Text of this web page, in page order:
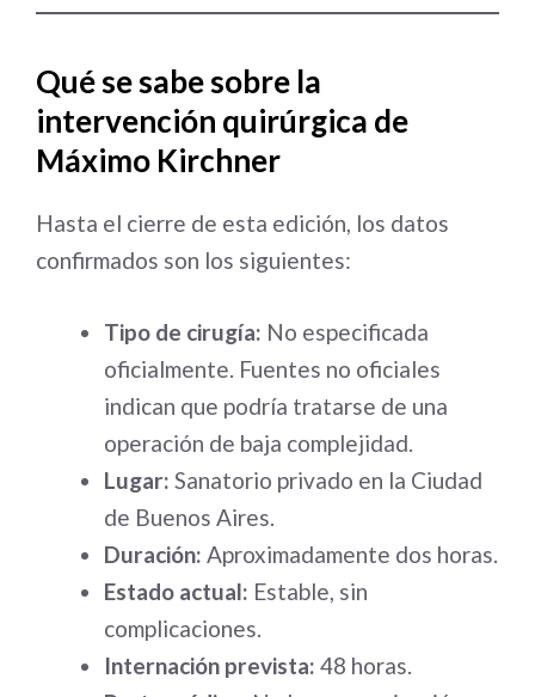
Qué se sabe sobre la
intervención quirúrgica de
Máximo Kirchner
Hasta el cierre de esta edición, los datos
confirmados son los siguientes:
Tipo de cirugía: No especificada
oficialmente. Fuentes no oficiales
indican que podría tratarse de una
operación de baja complejidad.
Lugar: Sanatorio privado en la Ciudad
de Buenos Aires.
Duración: Aproximadamente dos horas.
Estado actual: Estable, sin
complicaciones.
Internación prevista: 48 horas.